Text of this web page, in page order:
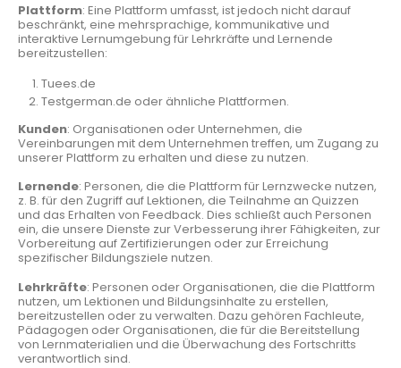
Plattform: Eine Plattform umfasst, ist jedoch nicht darauf
beschränkt, eine mehrsprachige, kommunikative und
interaktive Lernumgebung für Lehrkräfte und Lernende
bereitzustellen:
Tuees.de
Testgerman.de oder ähnliche Plattformen.
Kunden: Organisationen oder Unternehmen, die
Vereinbarungen mit dem Unternehmen treffen, um Zugang zu
unserer Plattform zu erhalten und diese zu nutzen.
Lernende: Personen, die die Plattform für Lernzwecke nutzen,
z. B. für den Zugriff auf Lektionen, die Teilnahme an Quizzen
und das Erhalten von Feedback. Dies schließt auch Personen
ein, die unsere Dienste zur Verbesserung ihrer Fähigkeiten, zur
Vorbereitung auf Zertifizierungen oder zur Erreichung
spezifischer Bildungsziele nutzen.
Lehrkräfte: Personen oder Organisationen, die die Plattform
nutzen, um Lektionen und Bildungsinhalte zu erstellen,
bereitzustellen oder zu verwalten. Dazu gehören Fachleute,
Pädagogen oder Organisationen, die für die Bereitstellung
von Lernmaterialien und die Überwachung des Fortschritts
verantwortlich sind.